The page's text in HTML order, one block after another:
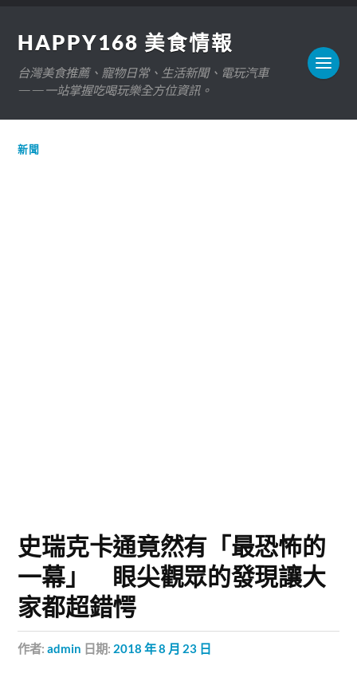
HAPPY168 美食情報
台灣美食推薦、寵物日常、生活新聞、電玩汽車
——一站掌握吃喝玩樂全方位資訊。
新聞
史瑞克卡通竟然有「最恐怖的
一幕」 眼尖觀眾的發現讓大
家都超錯愕
作者:admin 日期: 2018 年 8 月 23 日